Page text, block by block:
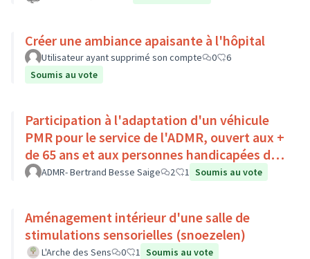
Créer une ambiance apaisante à l'hôpital
Utilisateur ayant supprimé son compte 0
6
Soumis au vote
Participation à l'adaptation d'un véhicule
PMR pour le service de l'ADMR, ouvert aux +
de 65 ans et aux personnes handicapées du
Pays Loire-Touraine.
ADMR- Bertrand Besse Saige 2 1 Soumis au vote
Aménagement intérieur d'une salle de
stimulations sensorielles (snoezelen)
L'Arche des Sens 0 1 Soumis au vote